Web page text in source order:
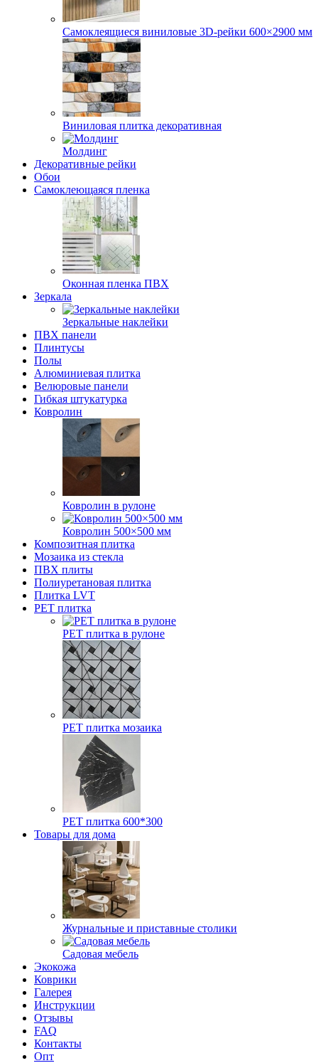
Самоклеящиеся виниловые 3D‑рейки 600×2900 мм
Виниловая плитка декоративная
Молдинг
Декоративные рейки
Обои
Самоклеющаяся пленка
Оконная пленка ПВХ
Зеркала
Зеркальные наклейки
ПВХ панели
Плинтусы
Полы
Алюминиевая плитка
Велюровые панели
Гибкая штукатурка
Ковролин
Ковролин в рулоне
Ковролин 500×500 мм
Композитная плитка
Мозаика из стекла
ПВХ плиты
Полиуретановая плитка
Плитка LVT
РЕТ плитка
РЕТ плитка в рулоне
РЕТ плитка мозаика
РЕТ плитка 600*300
Товары для дома
Журнальные и приставные столики
Садовая мебель
Экокожа
Коврики
Галерея
Инструкции
Отзывы
FAQ
Контакты
Опт